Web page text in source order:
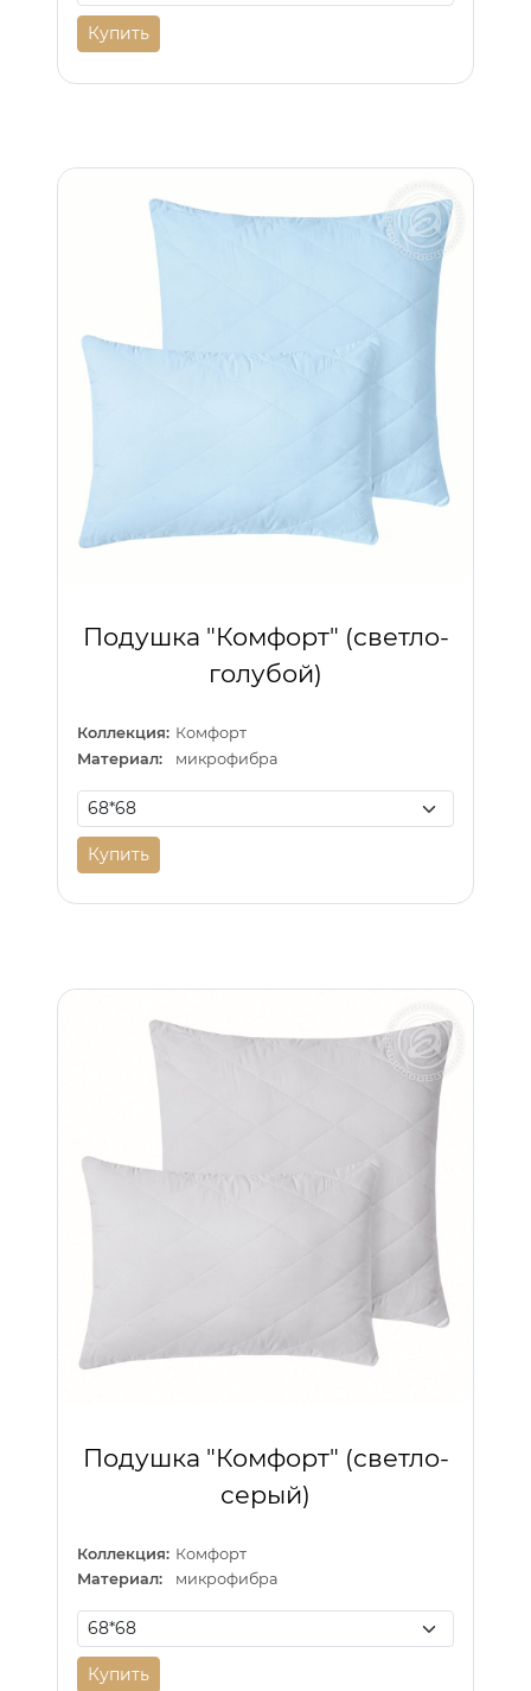
Купить
Подушка "Комфорт" (светло-
голубой)
Коллекция: Комфорт
Материал:
микрофибра
Купить
Подушка "Комфорт" (светло-
серый)
Коллекция: Комфорт
Материал:
микрофибра
Купить